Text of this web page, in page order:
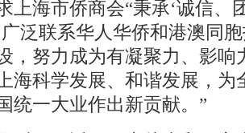
上海市侨商会“秉承‘诚信、
泛联系华人华侨和港澳同
，努力成为有凝聚力、影响
海科学发展、和谐发展，为
统一大业作出新贡献。”